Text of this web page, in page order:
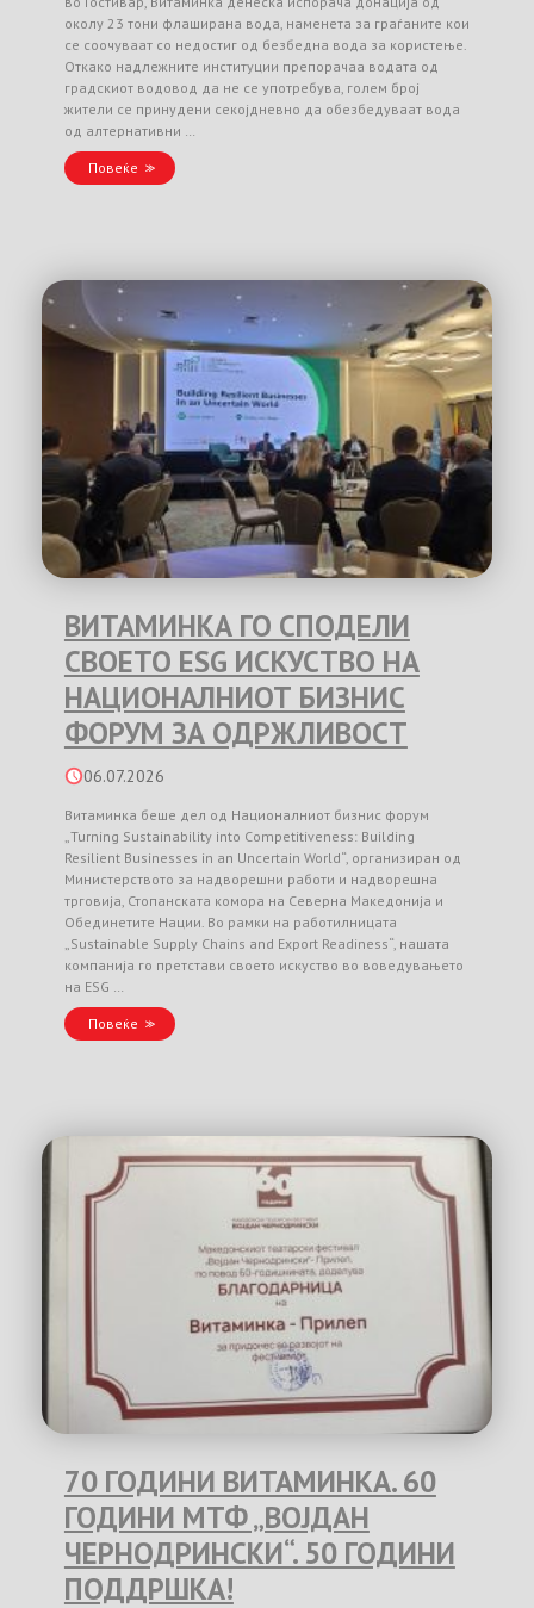
околу 23 тони флаширана вода, наменета за граѓаните кои
се соочуваат со недостиг од безбедна вода за користење.
Откако надлежните институции препорачаа водата од
градскиот водовод да не се употребува, голем број
жители се принудени секојдневно да обезбедуваат вода
од алтернативни …
Повеќе
ВИТАМИНКА ГО СПОДЕЛИ
СВОЕТО ESG ИСКУСТВО НА
НАЦИОНАЛНИОТ БИЗНИС
ФОРУМ ЗА ОДРЖЛИВОСТ
06.07.2026
Витаминка беше дел од Националниот бизнис форум
„Turning Sustainability into Competitiveness: Building
Resilient Businesses in an Uncertain World“, организиран од
Министерството за надворешни работи и надворешна
трговија, Стопанската комора на Северна Македонија и
Обединетите Нации. Во рамки на работилницата
„Sustainable Supply Chains and Export Readiness“, нашата
компанија го претстави своето искуство во воведувањето
на ESG …
Повеќе
70 ГОДИНИ ВИТАМИНКА. 60
ГОДИНИ МТФ „ВОЈДАН
ЧЕРНОДРИНСКИ“. 50 ГОДИНИ
ПОДДРШКА!